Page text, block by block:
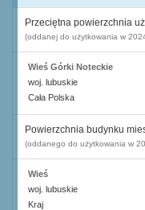
Przeciętna powierzchnia
(oddanej do użytkowania w
Wieś Górki Noteckie
woj. lubuskie
Cała Polska
Powierzchnia budynku
(oddanego do użytkowania w
Wieś
woj. lubuskie
Kraj